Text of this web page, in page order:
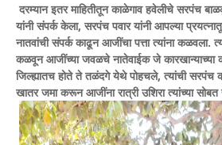
दरम्यान इतर माहितीतून काळेगाव हवेलीचे सरपंच
यांनी संपर्क केला, सरपंच पवार यांनी आपल्या
नातवांची संपर्क काढून आजींचा पत्ता त्यांना कळवला.
कळवून आजींच्या जवळचे नातेवाईक जे कारखान्याच्या
जिल्ह्यातच होते ते तळंदगे येथे पोहचले, त्यांची सरपंच
खातर जमा करून आजींना रात्री उशिरा त्यांच्या